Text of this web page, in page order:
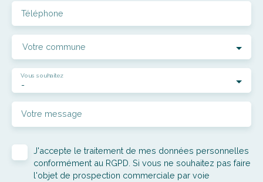
Téléphone
Votre commune
-
Vous souhaitez
Votre message
J'accepte le traitement de mes données personnelles
conformément au RGPD. Si vous ne souhaitez pas faire
l'objet de prospection commerciale par voie